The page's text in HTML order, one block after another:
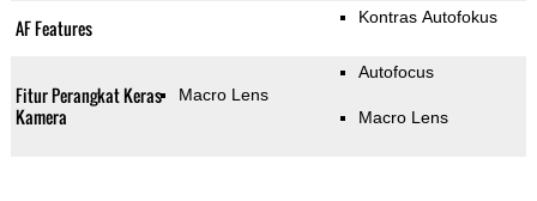
AF Features Kontras Autofokus
Fitur Perangkat Keras
Kamera
Macro Lens
Autofocus
Macro Lens